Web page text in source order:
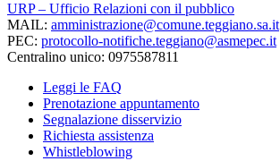
URP – Ufficio Relazioni con il pubblico
MAIL: amministrazione@comune.teggiano.sa.it
PEC: protocollo-notifiche.teggiano@asmepec.it
Centralino unico: 0975587811
Leggi le FAQ
Prenotazione appuntamento
Segnalazione disservizio
Richiesta assistenza
Whistleblowing